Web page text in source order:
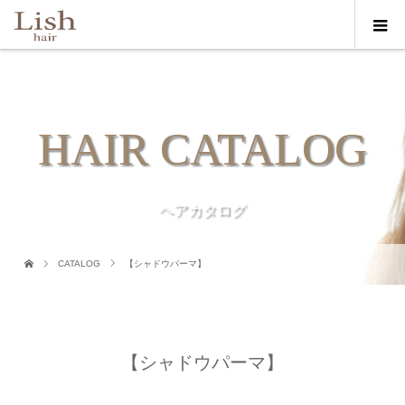
HAIR CATALOG
ヘアカタログ
CATALOG 【シャドウパーマ】
【シャドウパーマ】